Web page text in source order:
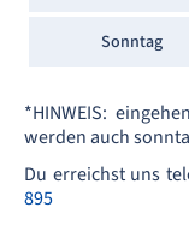
Sonntag
*HINWEIS:
werden auch
Du erreichst uns
895